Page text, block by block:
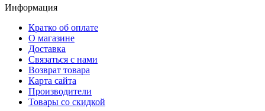
Информация
Кратко об оплате
О магазине
Доставка
Связаться с нами
Возврат товара
Карта сайта
Производители
Товары со скидкой